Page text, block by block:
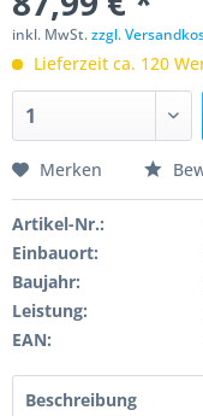
inkl. MwSt.zzgl.
Lieferzeit ca. 120
Merken
Artikel-Nr.:
Einbauort:
Baujahr:
Leistung:
EAN:
Beschreibung